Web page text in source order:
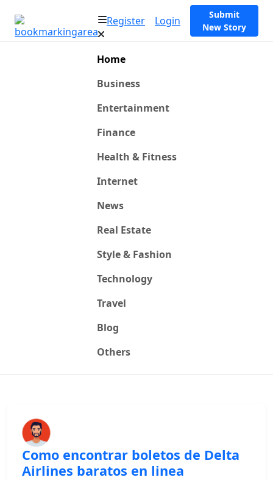
Register Login
Submit
New Story
Home
Business
Entertainment
Finance
Health & Fitness
Internet
News
Real Estate
Style & Fashion
Technology
Travel
Blog
Others
Como encontrar boletos de Delta
Airlines baratos en linea